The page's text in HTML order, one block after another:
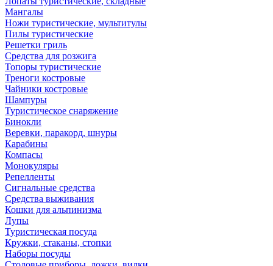
Мангалы
Ножи туристические, мультитулы
Пилы туристические
Решетки гриль
Средства для розжига
Топоры туристические
Треноги костровые
Чайники костровые
Шампуры
Туристическое снаряжение
Бинокли
Веревки, паракорд, шнуры
Карабины
Компасы
Монокуляры
Репелленты
Сигнальные средства
Средства выживания
Кошки для альпинизма
Лупы
Туристическая посуда
Кружки, стаканы, стопки
Наборы посуды